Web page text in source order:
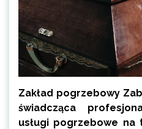
Zakład pogrzebowy
świadcząca
usługi pogrzebowe na